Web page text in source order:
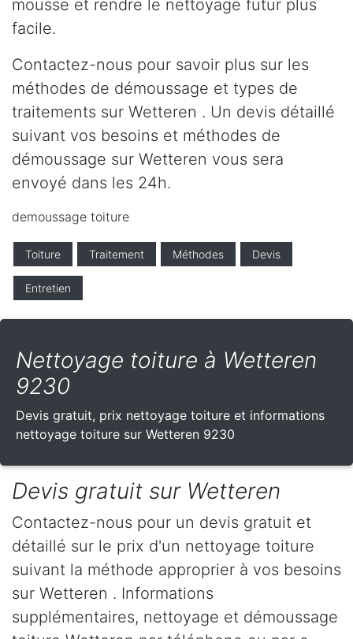
mousse et rendre le nettoyage futur plus
facile.
Contactez-nous pour savoir plus sur les
méthodes de démoussage et types de
traitements sur Wetteren . Un devis détaillé
suivant vos besoins et méthodes de
démoussage sur Wetteren vous sera
envoyé dans les 24h.
demoussage toiture
Toiture Traitement Méthodes Devis
Entretien
Nettoyage toiture à Wetteren
9230
Devis gratuit, prix nettoyage toiture et informations
nettoyage toiture sur Wetteren 9230
Devis gratuit sur Wetteren
Contactez-nous pour un devis gratuit et
détaillé sur le prix d'un nettoyage toiture
suivant la méthode approprier à vos besoins
sur Wetteren . Informations
supplémentaires, nettoyage et démoussage